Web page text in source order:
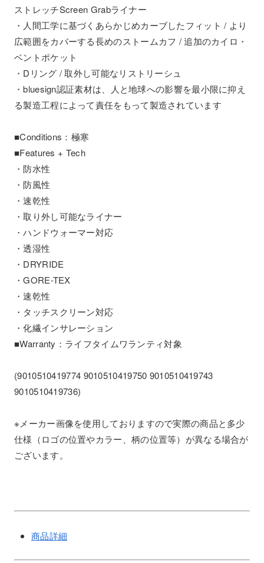
ストレッチScreen Grabライナー
・人間工学に基づくあらかじめカーブしたフィット / より
広範囲をカバーする長めのストームカフ / 追加のカイロ・
ベントポケット
・Dリング / 取外し可能なリストリーシュ
・bluesign認証素材は、人と地球への影響を最小限に抑え
る製造工程によって責任をもって製造されています
■Conditions：極寒
■Features + Tech
・防水性
・防風性
・速乾性
・取り外し可能なライナー
・ハンドウォーマー対応
・透湿性
・DRYRIDE
・GORE-TEX
・速乾性
・タッチスクリーン対応
・化繊インサレーション
■Warranty：ライフタイムワランティ対象
(9010510419774 9010510419750 9010510419743
9010510419736)
※メーカー画像を使用しておりますので実際の商品と多少
仕様（ロゴの位置やカラー、柄の位置等）が異なる場合が
ございます。
商品詳細